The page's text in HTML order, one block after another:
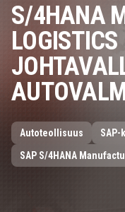
SAP Ariba
SAP EWM
S/4HANA
Autoteollisuus
SAP-
SAP S/4HANA